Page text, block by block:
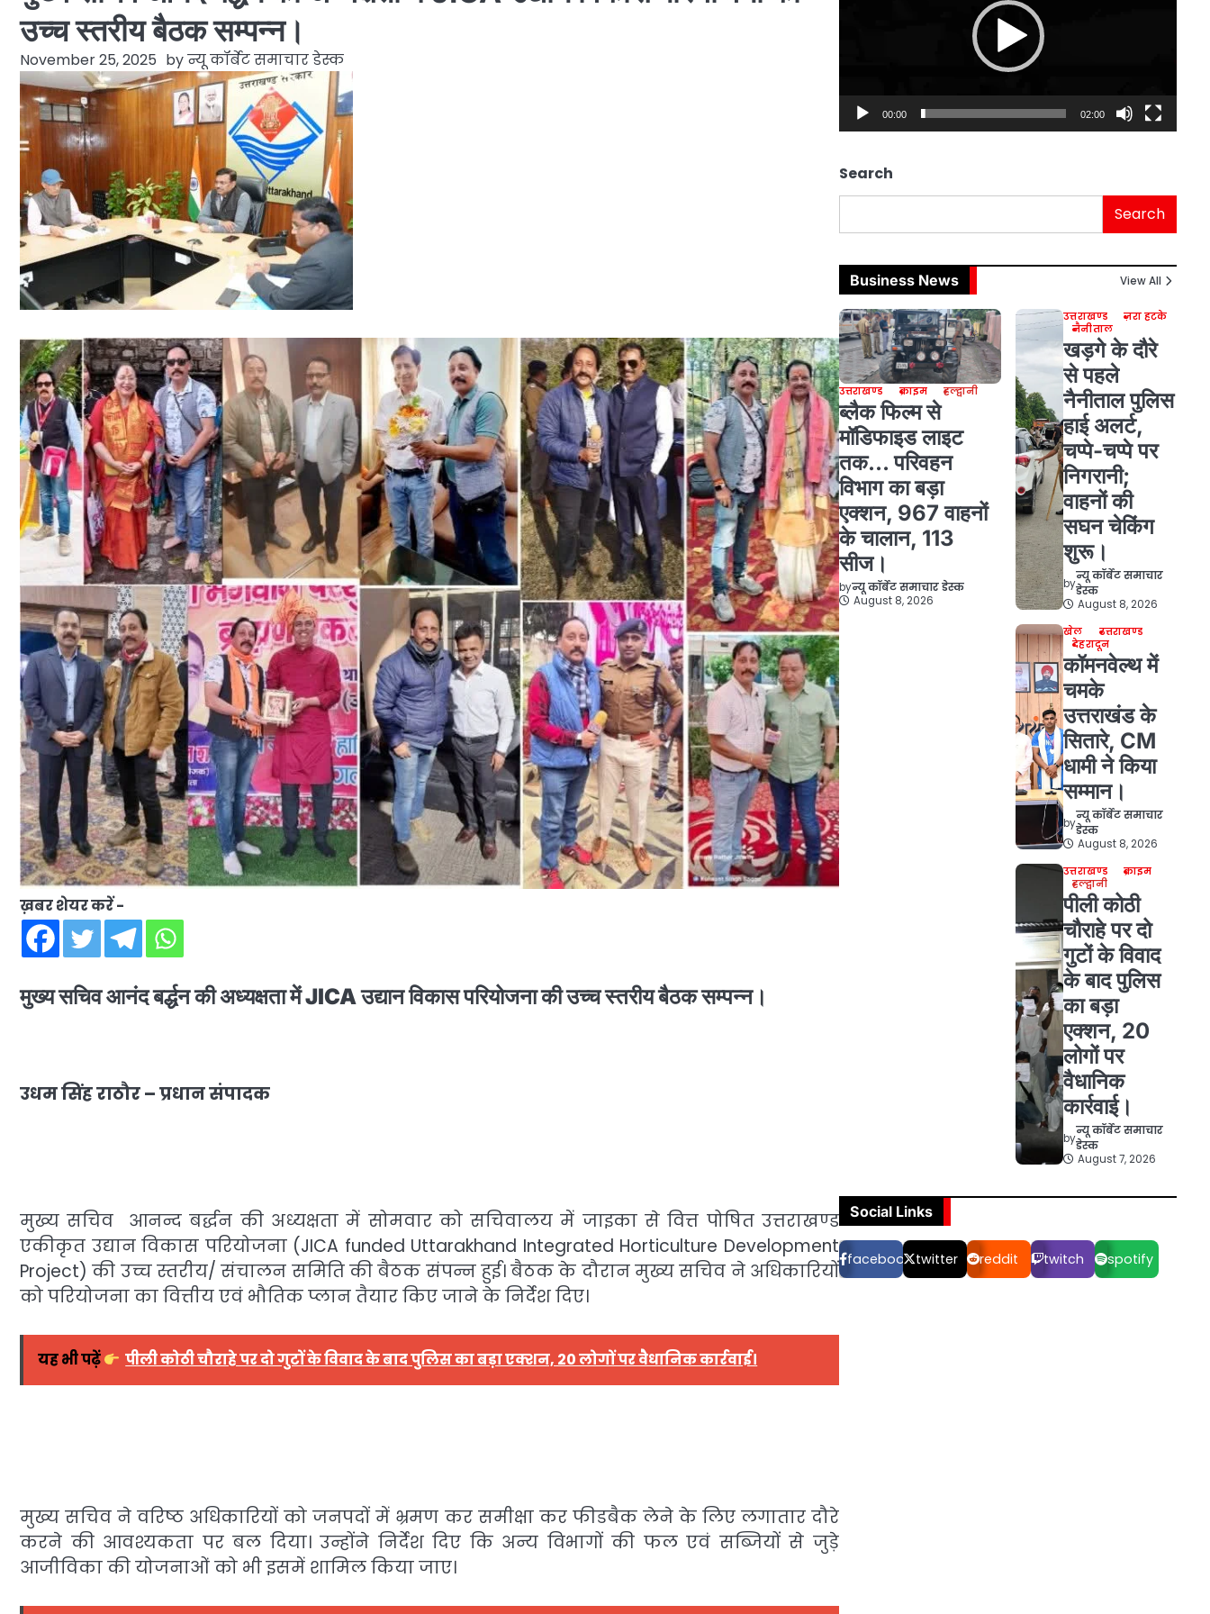
उच्च स्तरीय बैठक सम्पन्न।
November 25, 2025 byन्यू कॉर्बेट समाचार डेस्क
ख़बर शेयर करें -
मुख्य सचिव आनंद बर्द्धन की अध्यक्षता में JICA उद्यान विकास परियोजना की उच्च स्तरीय बैठक सम्पन्न।
उधम सिंह राठौर – प्रधान संपादक
मुख्य सचिव आनन्द बर्द्धन की अध्यक्षता में सोमवार को सचिवालय में जाइका से वित्त पोषित उत्तराखण्ड
एकीकृत उद्यान विकास परियोजना (JICA funded Uttarakhand Integrated Horticulture Development
Project) की उच्च स्तरीय/ संचालन समिति की बैठक संपन्न हुई। बैठक के दौरान मुख्य सचिव ने अधिकारियों
को परियोजना का वित्तीय एवं भौतिक प्लान तैयार किए जाने के निर्देश दिए।
यह भी पढ़ें पीली कोठी चौराहे पर दो गुटों के विवाद के बाद पुलिस का बड़ा एक्शन, 20 लोगों पर वैधानिक कार्रवाई।
मुख्य सचिव ने वरिष्ठ अधिकारियों को जनपदों में भ्रमण कर समीक्षा कर फीडबैक लेने के लिए लगातार दौरे
करने की आवश्यकता पर बल दिया। उन्होंने निर्देश दिए कि अन्य विभागों की फल एवं सब्जियों से जुड़े
आजीविका की योजनाओं को भी इसमें शामिल किया जाए।
00:00 02:00
Search
Search
Business News View All
उत्तराखण्ड क्राइम हल्द्वानी
ब्लैक फिल्म से
मॉडिफाइड लाइट
तक… परिवहन
विभाग का बड़ा
एक्शन, 967 वाहनों
के चालान, 113
सीज।
byन्यू कॉर्बेट समाचार डेस्क
August 8, 2026
उत्तराखण्ड
ज़रा हटके
नैनीताल
खड़गे के दौरे
से पहले
नैनीताल पुलिस
हाई अलर्ट,
चप्पे-चप्पे पर
निगरानी;
वाहनों की
सघन चेकिंग
शुरू।
by
न्यू कॉर्बेट समाचार
डेस्क
August 8, 2026
खेल
उत्तराखण्ड
देहरादून
कॉमनवेल्थ में
चमके
उत्तराखंड के
सितारे, CM
धामी ने किया
सम्मान।
by
न्यू कॉर्बेट समाचार
डेस्क
August 8, 2026
उत्तराखण्ड
क्राइम
हल्द्वानी
पीली कोठी
चौराहे पर दो
गुटों के विवाद
के बाद पुलिस
का बड़ा
एक्शन, 20
लोगों पर
वैधानिक
कार्रवाई।
by
न्यू कॉर्बेट समाचार
डेस्क
August 7, 2026
Social Links
facebook twitter reddit twitch spotify